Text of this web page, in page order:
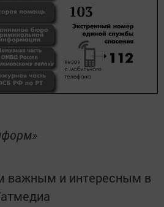
важным и интересным в